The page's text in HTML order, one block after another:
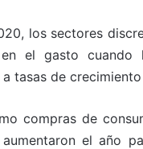
los sectores
el gasto cuando
tasas de
compras de
el año